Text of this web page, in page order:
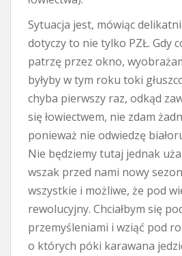
Sytuacja jest, mówiąc
dotyczy to nie tylko PZŁ. Gdy
patrzę przez okno,
byłyby w tym roku toki
chyba pierwszy raz, odkąd
się łowiectwem, nie zdam
ponieważ nie odwiedzę
Nie będziemy tutaj jednak
wszak przed nami nowy
wszystkie i możliwe, że pod
rewolucyjny. Chciałbym się
przemyśleniami i wziąć pod
o których póki karawana